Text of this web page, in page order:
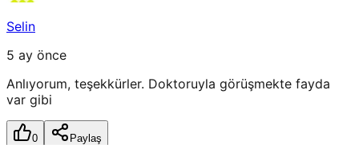
Selin
5 ay önce
Anlıyorum, teşekkürler. Doktoruyla görüşmekte fayda
var gibi
0 Paylaş